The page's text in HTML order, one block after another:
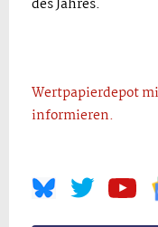
Wertpapierdepot
informieren.